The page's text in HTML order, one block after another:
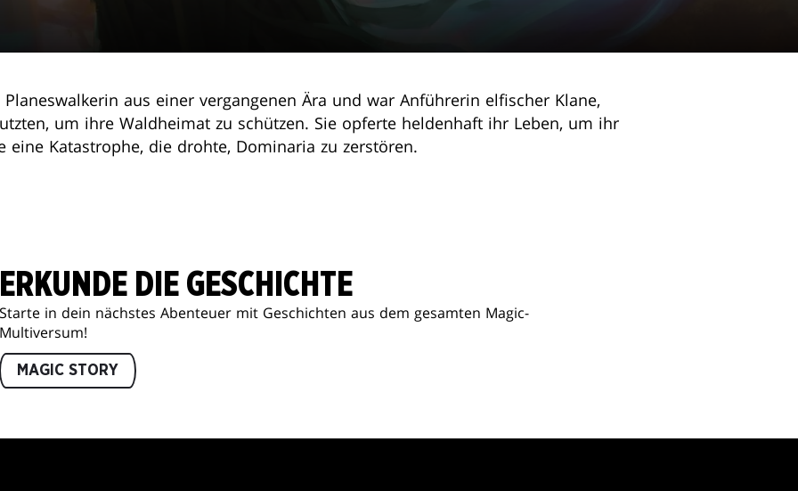
aus einer vergangenen Ära und war Anführerin elfischer Klane,
um ihre Waldheimat zu schützen. Sie opferte heldenhaft ihr Leben, um ihr
eine Katastrophe, die drohte, Dominaria zu zerstören.
ERKUNDE DIE GESCHICHTE
Starte in dein nächstes Abenteuer mit Geschichten aus dem gesamten Magic-
Multiversum!
MAGIC STORY